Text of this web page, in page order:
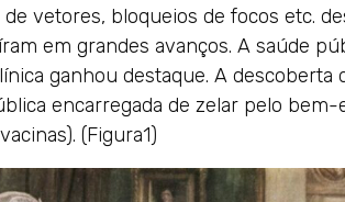
vetores, bloqueios de focos etc.
em grandes avanços. A saúde
ganhou destaque. A descoberta
encarregada de zelar pelo
(Figura1)